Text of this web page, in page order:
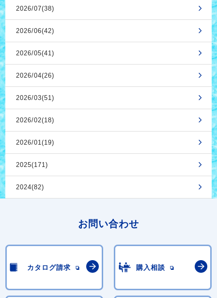
2026/07(38)
2026/06(42)
2026/05(41)
2026/04(26)
2026/03(51)
2026/02(18)
2026/01(19)
2025(171)
2024(82)
お問い合わせ
カタログ請求 購入相談